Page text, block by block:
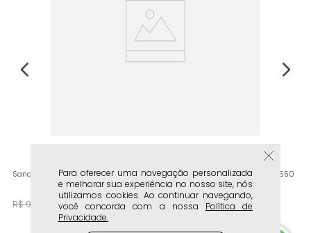
Para oferecer uma navegação personalizada
e melhorar sua experiência no nosso site, nós
utilizamos cookies. Ao continuar navegando,
você concorda com a nossa Política de
Privacidade.
Sandália Rasteira Tira H Recortes Conforto Feminino Milano Caramelo 14550
R$99 R$59,90